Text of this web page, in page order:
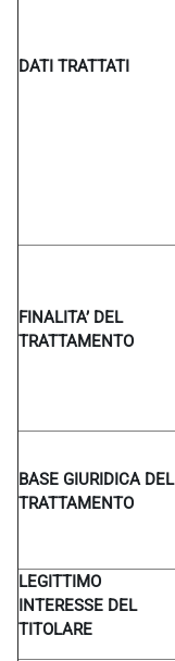
DATI TRATTATI
FINALITA’ DEL
TRATTAMENTO
BASE GIURIDICA DEL
TRATTAMENTO
LEGITTIMO
INTERESSE DEL
TITOLARE